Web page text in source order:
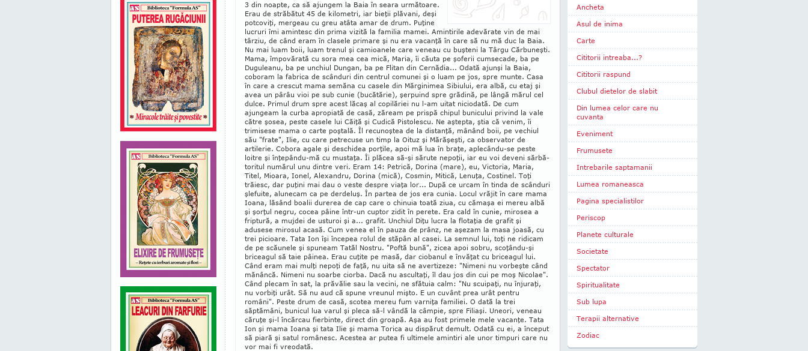
3 din noapte, ca să ajungem la Baia în seara următoare.
Erau de străbătut 45 de kilometri, iar bieţii plăvani, deşi
potcoviţi, mergeau cu greu atâta amar de drum. Puţine
lucruri îmi amintesc din prima vizită la familia mamei. Amintirile adevărate vin de mai
târziu, de când eram în clasele primare şi nu era vacanţă în care să nu mă duc la Baia.
Nu mai luam boii, luam tre­nul şi camioanele care veneau cu buşteni la Târgu Căr­buneşti.
Mama, împovărată cu sora mea cea mică, Maria, îi căuta pe şoferii cumsecade, ba pe
Duguleanu, ba pe unchiul Dungan, ba pe Flitan din Cernădia... Odată ajunşi la Baia,
coboram la fabrica de scânduri din centrul comunei şi o luam pe jos, spre munte. Casa
în ca­re a crescut mama semăna cu casele din Mărginimea Si­biului, era albă, cu etaj şi
avea un pârâu vioi pe sub cunie (bucătărie), şerpuind spre grădină, pe lângă mărul cel
dulce. Primul drum spre acest lăcaş al copilăriei nu l-am uitat niciodată. De cum
ajungeam la curba apro­piată de casă, zăream pe prispă chipul bunicului pri­vind la vale
către şosea, peste casele lui Căiţă şi Cudică Pistolescu. Ne aştepta, ştia că venim, îi
trimisese mama o carte poştală. Îl recunoştea de la distanţă, mânând boii, pe vechiul
său "frate", Ilie, cu care petrecuse un timp la Oituz şi Mărăşeşti, ca observator de
artilerie. Cobora agale şi deschidea porţile, apoi mă lua în braţe, aplecându-se peste
loitre şi înţepându-mă cu mustaţa. Îi plăcea să-şi sărute nepoţii, iar eu voi deveni sărbă­
to­ritul numărul unu dintre veri. Eram 14: Petrică, Dorina (mare), eu, Victoria, Maria,
Titel, Mioara, Ionel, Ale­xan­dru, Dorina (mică), Cosmin, Mitică, Lenuţa, Cos­tinel. Toţi
trăiesc, dar puţini mai dau o veste despre viaţa lor... După ce urcam în tinda de scânduri
şlefuite, alu­necam ca pe derdeluş. În partea de jos era cunia. Locul vrăjit în care mama
Ioana, lăsând boalii durerea de cap care o chinuia toată ziua, cu cămaşa ei mereu albă
şi şorţul negru, cocea pâine într-un cuptor zidit în perete. Era cald în cunie, mirosea a
friptură, a mujdei de usturoi şi a... grafit. Unchiul Diţu lucra la flotaţia de grafit şi
adusese mirosul acasă. Cum venea el în pauza de prânz, ne aşezam la masa joasă, cu
trei picioare. Tata Ion îşi în­cepea rolul de stăpân al casei. La semnul lui, toţi ne ridicam
de pe scăunele şi spuneam Tatăl Nostru. "Poftă bună", zicea apoi sobru, scoţându-şi
briceagul să taie pâi­nea. Erau cuţite pe masă, dar ciobanul e învăţat cu bri­ceagul lui.
Când eram mai mulţi nepoţi de faţă, nu uita să ne avertizeze: "Nimeni nu vorbeşte când
mă­nân­că. Nimeni nu soarbe ciorba. Dacă nu ascultaţi, îl dau jos din cui pe moş Nicolae".
Când plecam în sat, la pră­vălie sau la vecini, ne sfătuia calm: "Nu scuipaţi, nu în­juraţi,
nu vorbiţi urât. Să nu aud că spune vreunul miş­to. E un cuvânt prea urât pentru
români". Peste drum de casă, scotea mereu fum varniţa familiei. O dată la trei
săptămâni, bunicul lua varul şi pleca să-l vândă la câmpie, spre Filiaşi. Uneori, veneau
căruţe şi-l încărcau fierbinte, direct din groapă. Aşa au fost primele mele va­canţe. Tata
Ion şi mama Ioana şi tata Ilie şi mama Torica au dispărut demult. Odată cu ei, a început
să piară şi satul românesc. Acestea ar putea fi ultimele amintiri ale unor timpuri care nu
vor mai fi vreodată.
Ancheta
Asul de inima
Carte
Cititorii intreaba...?
Cititorii raspund
Clubul dietelor de slabit
Din lumea celor care nu
cuvanta
Eveniment
Frumusete
Intrebarile saptamanii
Lumea romaneasca
Pagina specialistilor
Periscop
Planete culturale
Societate
Spectator
Spiritualitate
Sub lupa
Terapii alternative
Zodiac